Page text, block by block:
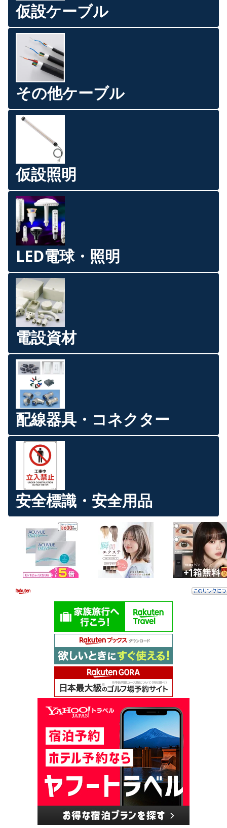
仮設ケーブル
その他ケーブル
仮設照明
LED電球・照明
電設資材
配線器具・コネクター
安全標識・安全用品